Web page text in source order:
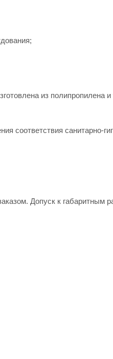
из полипропилена
соответствия санитарно-
Допуск к габаритным